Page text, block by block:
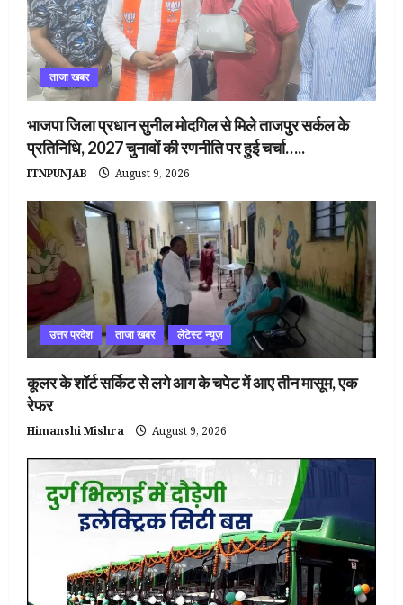
ताजा खबर
भाजपा जिला प्रधान सुनील मोदगिल से मिले ताजपुर सर्कल के
प्रतिनिधि, 2027 चुनावों की रणनीति पर हुई चर्चा…..
ITNPUNJAB August 9, 2026
उत्तर प्रदेश ताजा खबर लेटेस्ट न्यूज़
कूलर के शॉर्ट सर्किट से लगे आग के चपेट में आए तीन मासूम, एक
रेफर
Himanshi Mishra August 9, 2026